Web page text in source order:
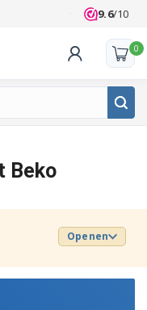
Klanten
9.6/10
0
Beko
Openen